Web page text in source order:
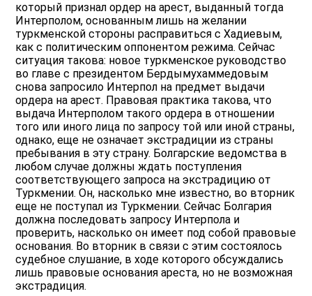
который признал ордер на арест, выданный тогда
Интерполом, основанным лишь на желании
туркменской стороны расправиться с Хадиевым,
как с политическим оппонентом режима. Сейчас
ситуация такова: новое туркменское руководство
во главе с президентом Бердымухаммедовым
снова запросило Интерпол на предмет выдачи
ордера на арест. Правовая практика такова, что
выдача Интерполом такого ордера в отношении
того или иного лица по запросу той или иной страны,
однако, еще не означает экстрадиции из страны
пребывания в эту страну. Болгарские ведомства в
любом случае должны ждать поступления
соответствующего запроса на экстрадицию от
Туркмении. Он, насколько мне известно, во вторник
еще не поступал из Туркмении. Сейчас Болгария
должна последовать запросу Интерпола и
проверить, насколько он имеет под собой правовые
основания. Во вторник в связи с этим состоялось
судебное слушание, в ходе которого обсуждались
лишь правовые основания ареста, но не возможная
экстрадиция.